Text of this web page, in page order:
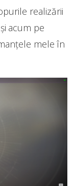
realizării
acum pe
mele în